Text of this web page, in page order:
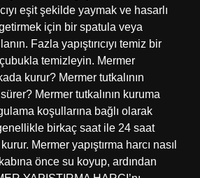
eşit şekilde yaymak ve hasarlı
için bir spatula veya
Fazla yapıştırıcıyı temiz bir
temizleyin. Mermer
kurur? Mermer tutkalının
Mermer tutkalının kuruma
koşullarına bağlı olarak
birkaç saat ile 24 saat
Mermer yapıştırma harcı nasıl
kabına önce su koyup, ardından